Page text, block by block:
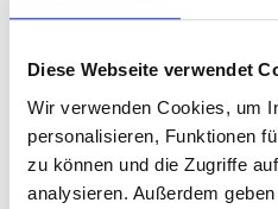
Diese Webseite verwendet
Wir verwenden Cookies, um
personalisieren, Funktionen
zu können und die Zugriffe
analysieren. Außerdem
Zahnarztpraxen sind in vielen
Die Angst beim
Viele Zahnärzte sind mit dem